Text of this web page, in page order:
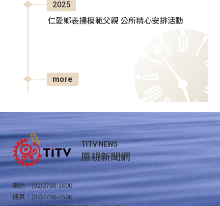
2025
仁愛鄉表揚模範父親 公所精心安排活動
more
TITV NEWS
原視新聞網
電話：(02)2788-1600
傳真：(02)2788-1500